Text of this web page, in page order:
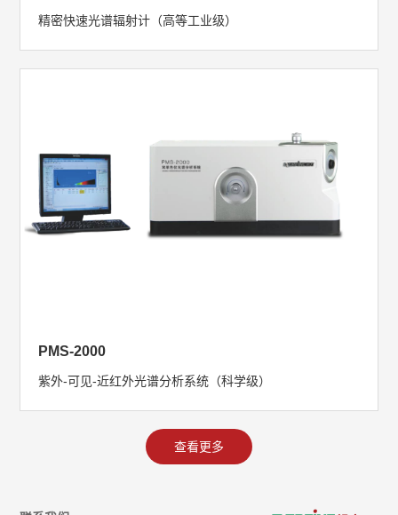
精密快速光谱辐射计（高等工业级）
PMS-2000
紫外-可见-近红外光谱分析系统（科学级）
查看更多